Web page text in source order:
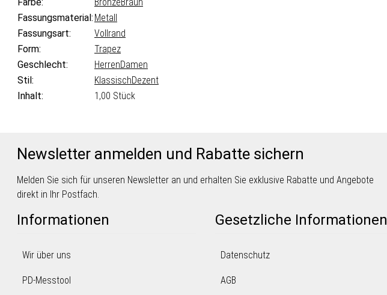
Fassungsmaterial: Metall
Fassungsart:
Vollrand
Form:
Trapez
Geschlecht:
HerrenDamen
Stil:
KlassischDezent
Inhalt:
1,00 Stück
Newsletter anmelden und Rabatte sichern
Melden Sie sich für unseren Newsletter an und erhalten Sie exklusive Rabatte und Angebote
direkt in Ihr Postfach.
Informationen
Wir über uns
PD-Messtool
Gesetzliche Informationen
Datenschutz
AGB